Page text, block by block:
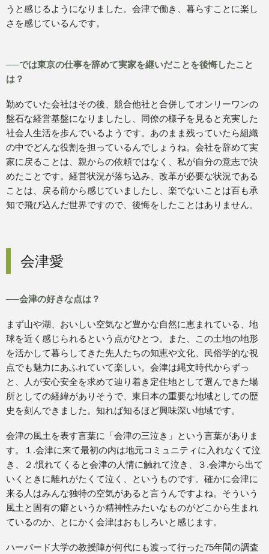
うと感じるようになりました。会津で働き、暮らすことに楽し
さを感じているんです。
──では東京の仕事を辞めて実家を継いだことを後悔したこと
は？
勤めていた会社はその後、競合他社と合併してオンリーワンの
盤石な経営基盤になりましたし、同僚の様子を見ると充実した
社会人生活を歩んでいるようです。あのまま残っていたら組織
の中でどんな役割を担っているんでしょうね。会社を辞めて実
家に戻ることは、親からの依頼ではなく、私が自分の意志で決
めたことです。経営状況が落ち込み、改革が必要な状況である
ことは、戻る前から感じていましたし、楽でないことは百も承
知で飛び込んだ世界ですので、後悔をしたことはありません。
会津愛
──会津の好きな点は？
まず山や湖、おいしい空気など豊かな自然に恵まれている、地
球を近く感じられるという点がひとつ。また、この土地の地形
を活かして暮らしてきた先人たちの知恵や文化、民俗学的な視
点でも魅力にあふれていて楽しい。会津は縄文時代からずっ
と、人が安心安全を求めて辿り着き定住地として選んできた場
所としての経緯がありそうで、東日本の重要な地域としての歴
史を刻んできました。知れば知るほど興味深い地域です。
会津の風土を表す言葉に「会津の三泣き」という言葉がありま
す。１.会津に来て最初の内は地元コミュニティに入れなくて泣
き、２.慣れてくると会津の人情に触れて泣き、３.会津から出て
いくときに離れがたくて泣く、というものです。確かに会津に
来る人はみんな独特の空気があると言うんですよね。そういう
風土と固有の癖というか精神性みたいなものがどこから生まれ
ているのか、とにかく会津はおもしろいと感じます。
ハーバード大学の教授陣が何代にも渡って行った75年間の調査